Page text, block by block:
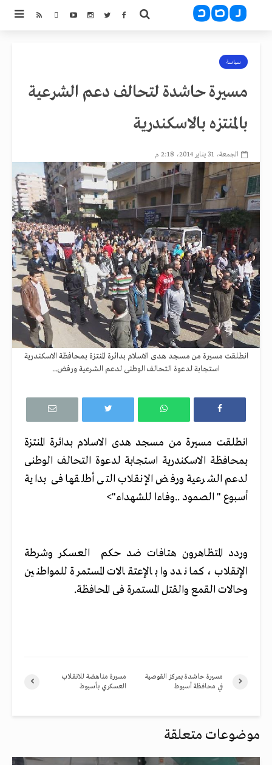
سياسة
مسيرة حاشدة لتحالف دعم الشرعية
بالمنتزه بالاسكندرية
الجمعة، 31 يناير 2014، 2:18 م
انطلقت مسيرة من مسجد هدى الاسلام بدائرة المنتزة بمحافظة الاسكندرية
استجابة لدعوة التحالف الوطنى لدعم الشرعية ورفض...
انطلقت مسيرة من مسجد هدى الاسلام بدائرة المنتزة
بمحافظة الاسكندرية استجابة لدعوة التحالف الوطنى
لدعم الشرعية ورفض الإنقلاب التى أطلقها فى بداية
أسبوع " الصمود ..وفاءا للشهداء">
وردد المتظاهرون هتافات ضد حكم العسكر وشرطة
الإنقلاب ، كما نددوا بالإعتقالات المستمرة للمواطنين
وحالات القمع والقتل المستمرة فى المحافظة.
مسيرة مناهضة للانقلاب
العسكري بأسيوط
مسيرة حاشدة بمركز القوصية
في محافظة أسيوط
موضوعات متعلقة